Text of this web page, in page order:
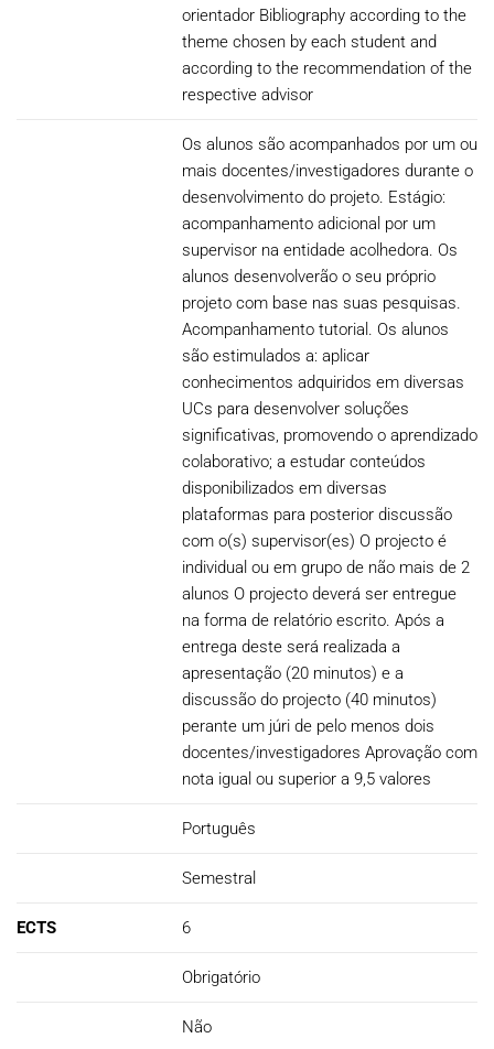
orientador Bibliography according to the
theme chosen by each student and
according to the recommendation of the
respective advisor
Os alunos são acompanhados por um ou
mais docentes/investigadores durante o
desenvolvimento do projeto. Estágio:
acompanhamento adicional por um
supervisor na entidade acolhedora. Os
alunos desenvolverão o seu próprio
projeto com base nas suas pesquisas.
Acompanhamento tutorial. Os alunos
são estimulados a: aplicar
conhecimentos adquiridos em diversas
UCs para desenvolver soluções
significativas, promovendo o aprendizado
colaborativo; a estudar conteúdos
disponibilizados em diversas
plataformas para posterior discussão
com o(s) supervisor(es) O projecto é
individual ou em grupo de não mais de 2
alunos O projecto deverá ser entregue
na forma de relatório escrito. Após a
entrega deste será realizada a
apresentação (20 minutos) e a
discussão do projecto (40 minutos)
perante um júri de pelo menos dois
docentes/investigadores Aprovação com
nota igual ou superior a 9,5 valores
Português
Semestral
ECTS 6
Obrigatório
Não